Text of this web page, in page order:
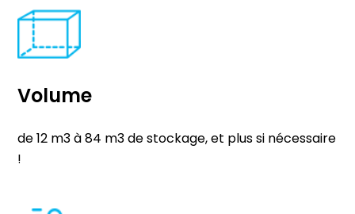
Volume
de 12 m3 à 84 m3 de stockage, et plus si nécessaire
!